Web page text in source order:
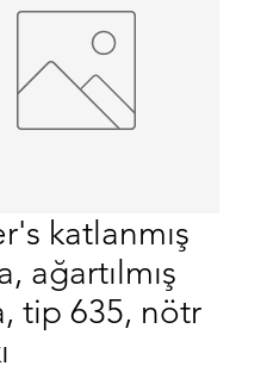
katlanmış
ağartılmış
tip 635, nötr